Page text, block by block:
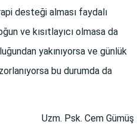
desteği alması faydalı
ve kısıtlayıcı olmasa da
yakınıyorsa ve günlük
bu durumda da
Uzm. Psk. Cem Gümüş